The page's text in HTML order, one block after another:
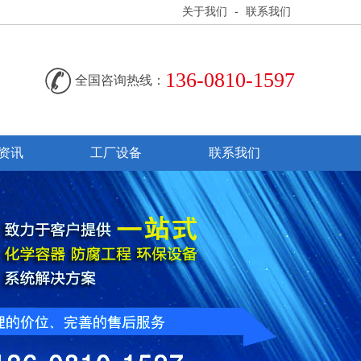
关于我们 - 联系我们
136-0810-1597
全国咨询热线：
讯 工厂设备 联系我们